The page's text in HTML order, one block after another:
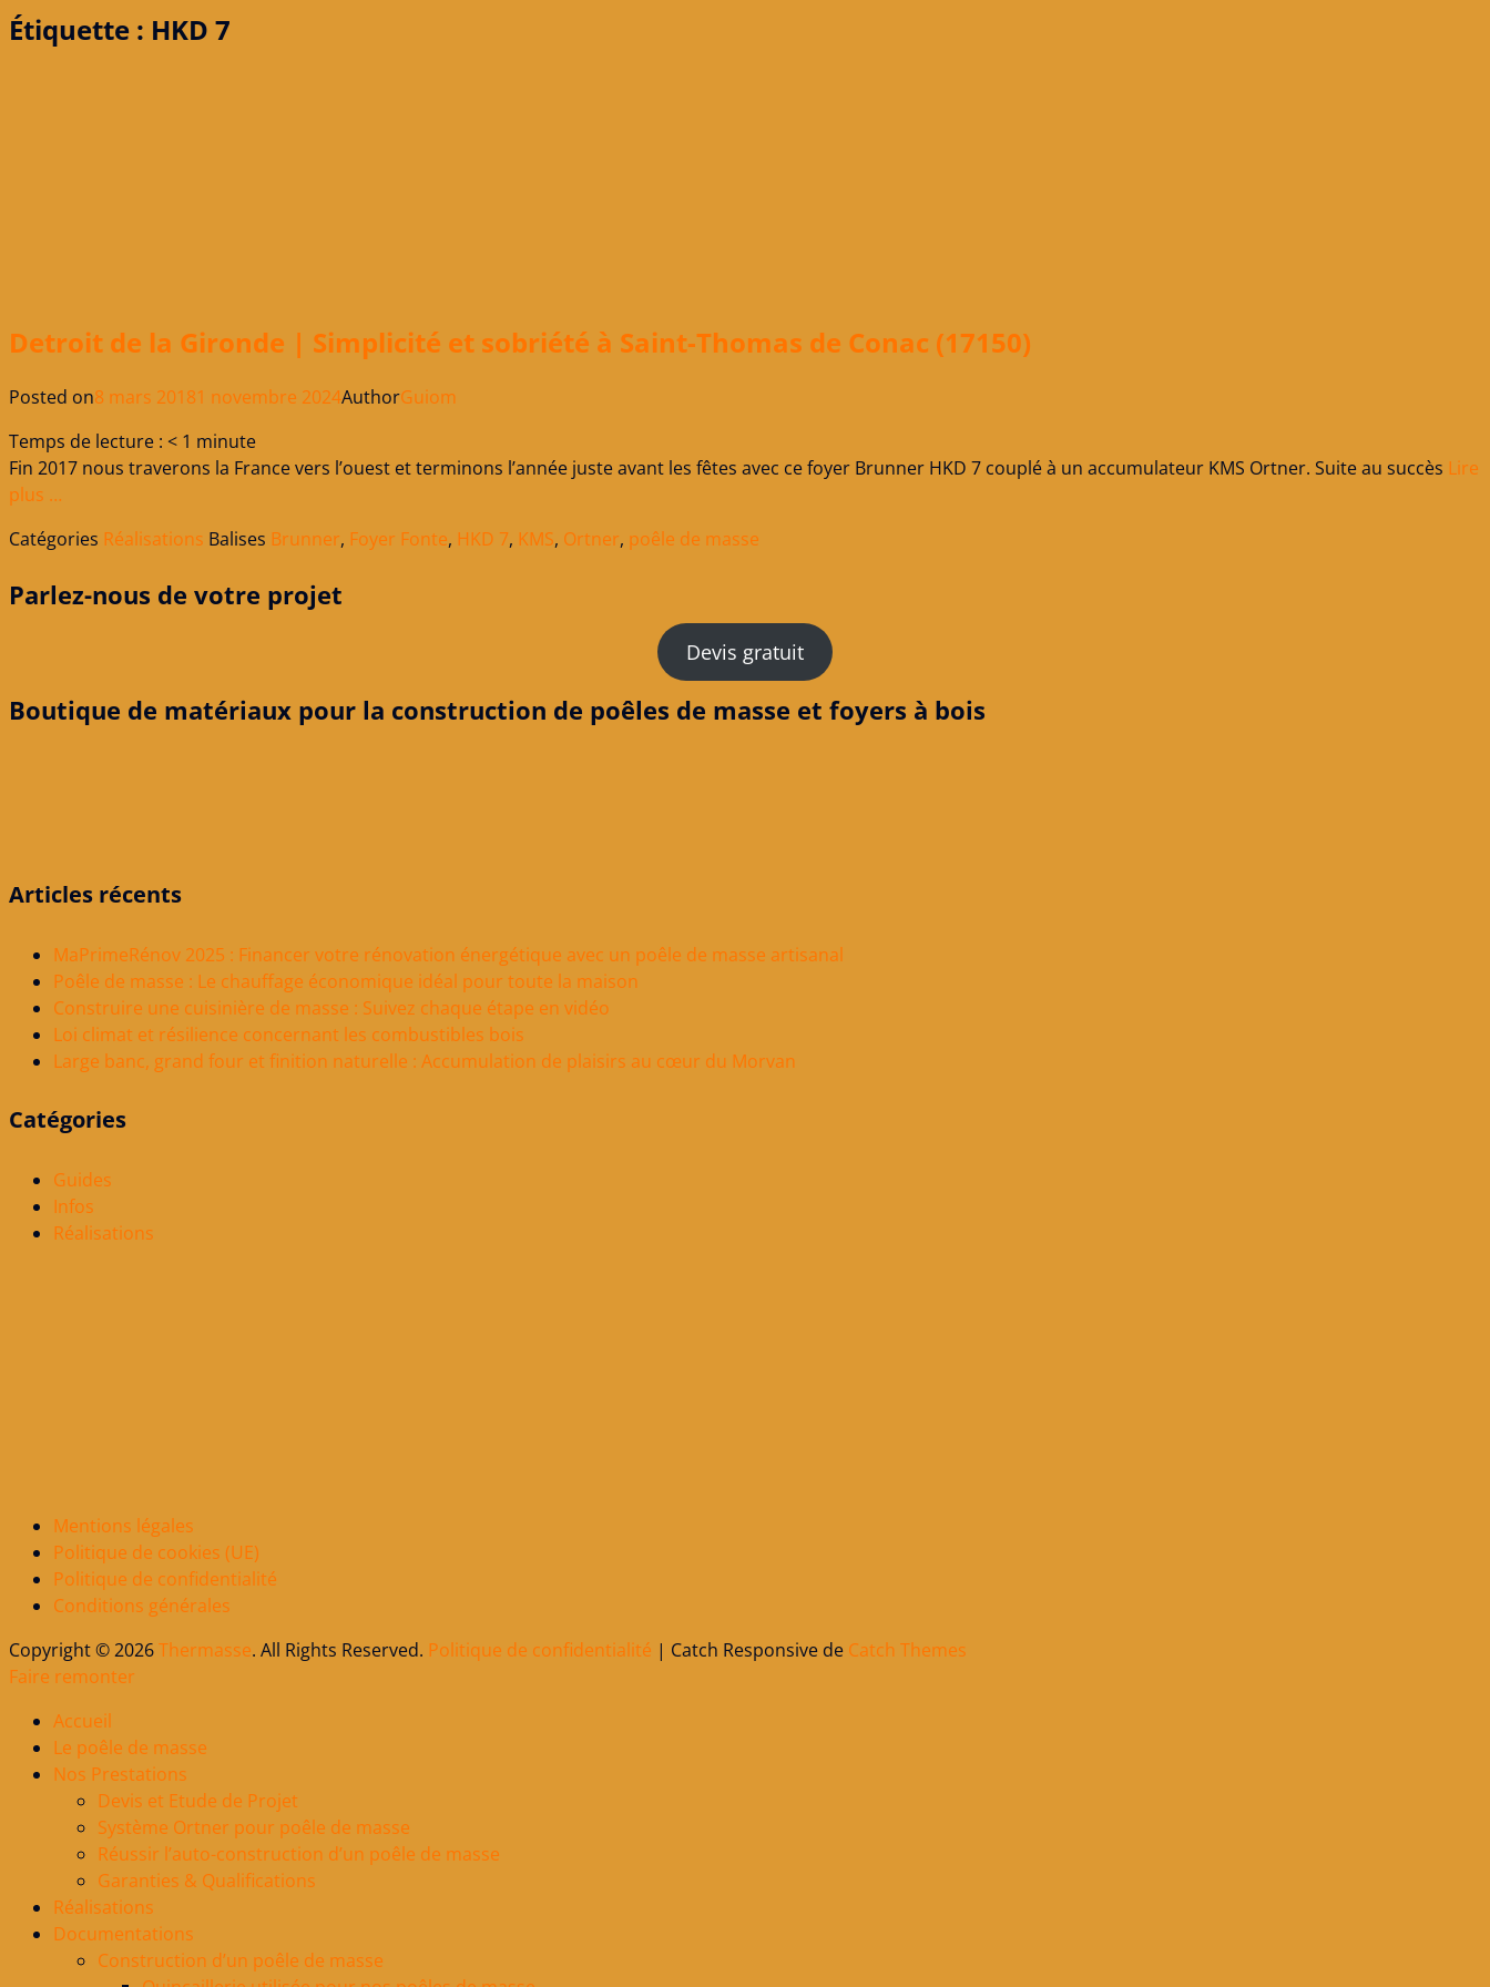
Étiquette : HKD 7
Detroit de la Gironde | Simplicité et sobriété à Saint-Thomas de Conac (17150)
Posted on8 mars 20181 novembre 2024AuthorGuiom
Temps de lecture : < 1 minute
Fin 2017 nous traverons la France vers l’ouest et terminons l’année juste avant les fêtes avec ce foyer Brunner HKD 7 couplé à un accumulateur KMS Ortner. Suite au succès Lire
plus …
Catégories Réalisations Balises Brunner, Foyer Fonte, HKD 7, KMS, Ortner, poêle de masse
Parlez-nous de votre projet
Devis gratuit
Boutique de matériaux pour la construction de poêles de masse et foyers à bois
Articles récents
MaPrimeRénov 2025 : Financer votre rénovation énergétique avec un poêle de masse artisanal
Poêle de masse : Le chauffage économique idéal pour toute la maison
Construire une cuisinière de masse : Suivez chaque étape en vidéo
Loi climat et résilience concernant les combustibles bois
Large banc, grand four et finition naturelle : Accumulation de plaisirs au cœur du Morvan
Catégories
Guides
Infos
Réalisations
Mentions légales
Politique de cookies (UE)
Politique de confidentialité
Conditions générales
Copyright © 2026Thermasse. All Rights Reserved. Politique de confidentialité | Catch Responsive de Catch Themes
Faire remonter
Accueil
Le poêle de masse
Nos Prestations
Devis et Etude de Projet
Système Ortner pour poêle de masse
Réussir l’auto-construction d’un poêle de masse
Garanties & Qualifications
Réalisations
Documentations
Construction d’un poêle de masse